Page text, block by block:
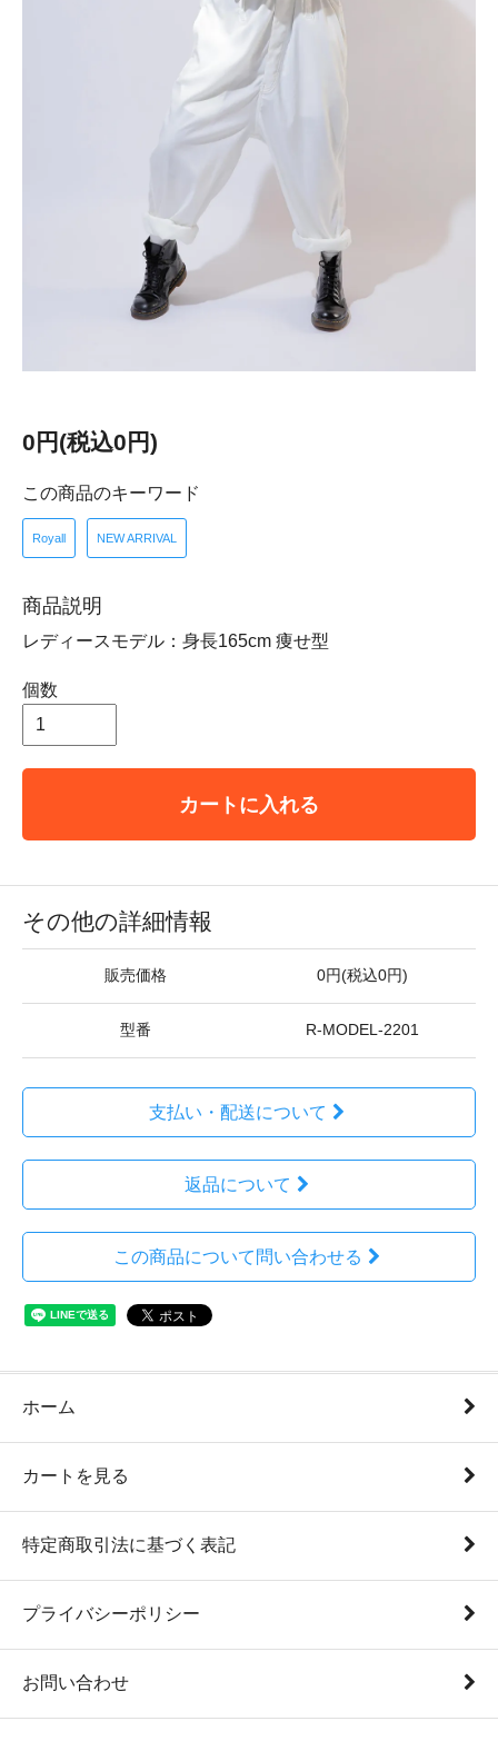
0円(税込0円)
この商品のキーワード
Royall NEW ARRIVAL
商品説明
レディースモデル：身長165cm 痩せ型
個数
カートに入れる
その他の詳細情報
販売価格 0円(税込0円)
型番 R-MODEL-2201
支払い・配送について
返品について
この商品について問い合わせる
ホーム
カートを見る
特定商取引法に基づく表記
プライバシーポリシー
お問い合わせ